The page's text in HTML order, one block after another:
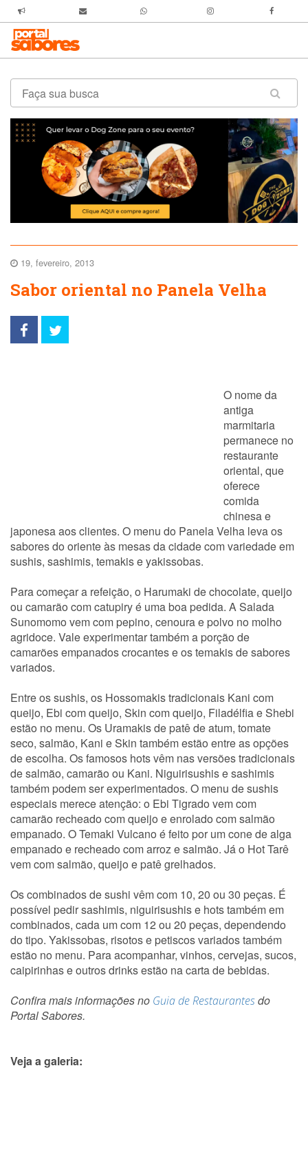
19, fevereiro, 2013
Sabor oriental no Panela Velha
O nome da
antiga
marmitaria
permanece no
restaurante
oriental, que
oferece
comida
chinesa e
japonesa aos clientes. O menu do Panela Velha leva os
sabores do oriente às mesas da cidade com variedade em
sushis, sashimis, temakis e yakissobas.
Para começar a refeição, o Harumaki de chocolate, queijo
ou camarão com catupiry é uma boa pedida. A Salada
Sunomomo vem com pepino, cenoura e polvo no molho
agridoce. Vale experimentar também a porção de
camarões empanados crocantes e os temakis de sabores
variados.
Entre os sushis, os Hossomakis tradicionais Kani com
queijo, Ebi com queijo, Skin com queijo, Filadélfia e Shebi
estão no menu. Os Uramakis de patê de atum, tomate
seco, salmão, Kani e Skin também estão entre as opções
de escolha. Os famosos hots vêm nas versões tradicionais
de salmão, camarão ou Kani. Niguirisushis e sashimis
também podem ser experimentados. O menu de sushis
especiais merece atenção: o Ebi Tigrado vem com
camarão recheado com queijo e enrolado com salmão
empanado. O Temaki Vulcano é feito por um cone de alga
empanado e recheado com arroz e salmão. Já o Hot Tarê
vem com salmão, queijo e patê grelhados.
Os combinados de sushi vêm com 10, 20 ou 30 peças. É
possível pedir sashimis, niguirisushis e hots também em
combinados, cada um com 12 ou 20 peças, dependendo
do tipo. Yakissobas, risotos e petiscos variados também
estão no menu. Para acompanhar, vinhos, cervejas, sucos,
caipirinhas e outros drinks estão na carta de bebidas.
Confira mais informações no Guia de Restaurantesdo
Portal Sabores.
Veja a galeria: